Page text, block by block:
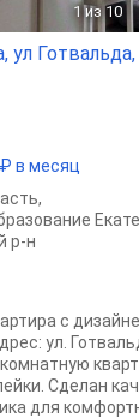
1 из 10
ул
в месяц
,
р-н
с
ул.
Сделан
для